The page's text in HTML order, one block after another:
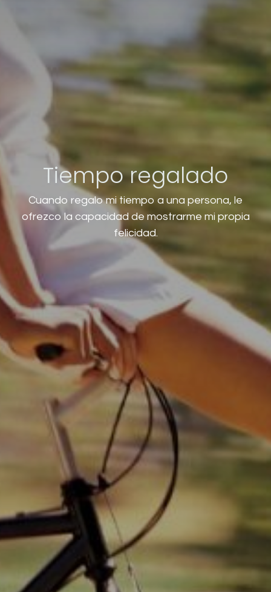
Tiempo regalado
Cuando regalo mi tiempo a una persona, le
ofrezco la capacidad de mostrarme mi propia
felicidad.